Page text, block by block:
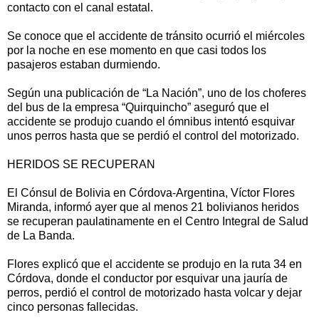
contacto con el canal estatal.
Se conoce que el accidente de tránsito ocurrió el miércoles
por la noche en ese momento en que casi todos los
pasajeros estaban durmiendo.
Según una publicación de “La Nación”, uno de los choferes
del bus de la empresa “Quirquincho” aseguró que el
accidente se produjo cuando el ómnibus intentó esquivar
unos perros hasta que se perdió el control del motorizado.
HERIDOS SE RECUPERAN
El Cónsul de Bolivia en Córdova-Argentina, Víctor Flores
Miranda, informó ayer que al menos 21 bolivianos heridos
se recuperan paulatinamente en el Centro Integral de Salud
de La Banda.
Flores explicó que el accidente se produjo en la ruta 34 en
Córdova, donde el conductor por esquivar una jauría de
perros, perdió el control de motorizado hasta volcar y dejar
cinco personas fallecidas.